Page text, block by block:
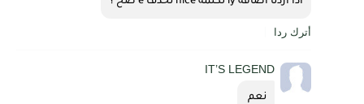
أترك ردا
IT’S LEGEND
نعم